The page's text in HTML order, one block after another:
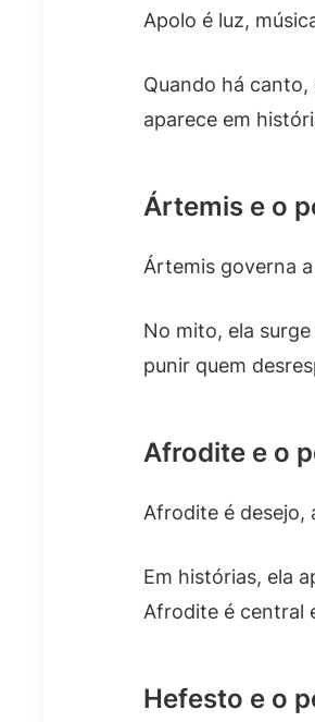
Apolo é luz,
Quando há
aparece em
Ártemis e o
Ártemis governa
No mito, ela
punir quem
Afrodite e o
Afrodite é desejo,
Em histórias, ela
Afrodite é central
Hefesto e o